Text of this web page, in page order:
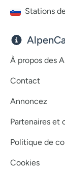
Stations
À propos des
Contact
Annoncez
Partenaires et
Politique de
Cookies